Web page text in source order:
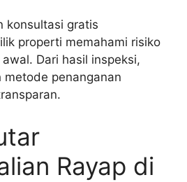
konsultasi gratis
properti memahami risiko
Dari hasil inspeksi,
penanganan
Rayap di